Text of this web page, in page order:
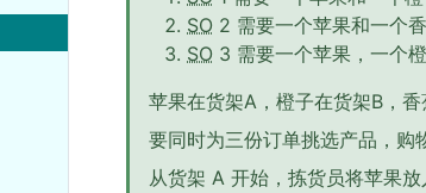
SO 2 需要一个苹果和一个
SO 3 需要一个苹果，一个
苹果在货架A，橙子在货架B，香
要同时为三份订单挑选产品，购
从货架 A 开始，拣货员将苹果